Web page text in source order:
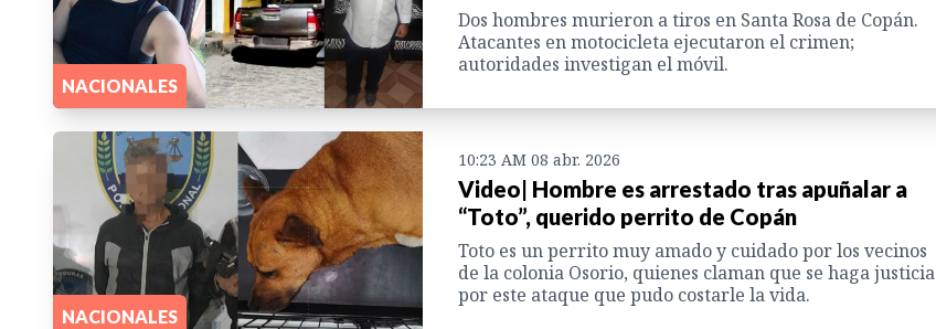
NACIONALES
Dos hombres murieron a tiros en Santa Rosa de Copán.
Atacantes en motocicleta ejecutaron el crimen;
autoridades investigan el móvil.
NACIONALES
10:23 AM 08 abr. 2026
Video| Hombre es arrestado tras apuñalar a
“Toto”, querido perrito de Copán
Toto es un perrito muy amado y cuidado por los vecinos
de la colonia Osorio, quienes claman que se haga justicia
por este ataque que pudo costarle la vida.